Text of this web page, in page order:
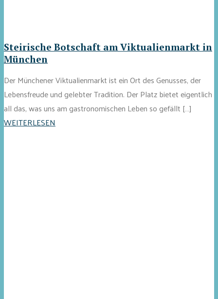
Steirische Botschaft am Viktualienmarkt in
München
Der Münchener Viktualienmarkt ist ein Ort des Genusses, der
Lebensfreude und gelebter Tradition. Der Platz bietet eigentlich
all das, was uns am gastronomischen Leben so gefällt […]
WEITERLESEN